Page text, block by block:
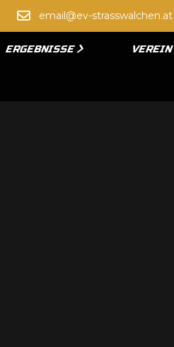
email@ev-strasswalchen.at
ERGEBNISSE VEREIN